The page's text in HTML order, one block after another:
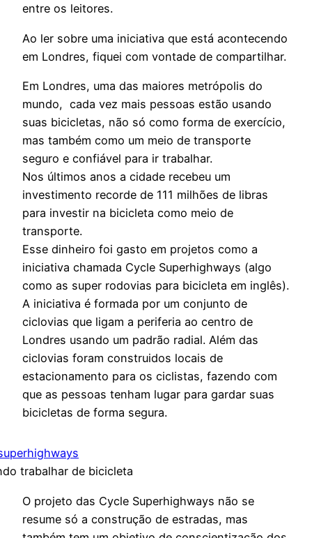
entre os leitores.
Ao ler sobre uma iniciativa que está acontecendo
em Londres, fiquei com vontade de compartilhar.
Em Londres, uma das maiores metrópolis do
mundo, cada vez mais pessoas estão usando
suas bicicletas, não só como forma de exercício,
mas também como um meio de transporte
seguro e confiável para ir trabalhar.
Nos últimos anos a cidade recebeu um
investimento recorde de 111 milhões de libras
para investir na bicicleta como meio de
transporte.
Esse dinheiro foi gasto em projetos como a
iniciativa chamada Cycle Superhighways (algo
como as super rodovias para bicicleta em inglês).
A iniciativa é formada por um conjunto de
ciclovias que ligam a periferia ao centro de
Londres usando um padrão radial. Além das
ciclovias foram construidos locais de
estacionamento para os ciclistas, fazendo com
que as pessoas tenham lugar para gardar suas
bicicletas de forma segura.
trabalhar de bicicleta
O projeto das Cycle Superhighways não se
resume só a construção de estradas, mas